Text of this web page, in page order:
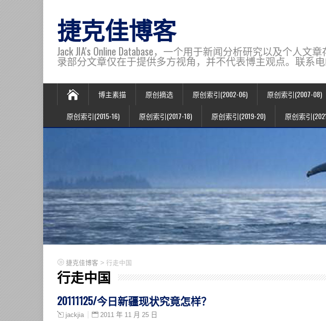
捷克佳博客
Jack JIA's Online Database，一个用于新闻分析研究以及个人
录部分文章仅在于提供多方视角，并不代表博主观点。联系电
博主素描 原创摘选 原创索引(2002-06) 原创索引(2007-08)
原创索引(2015-16) 原创索引(2017-18) 原创索引(2019-20) 原创索引
捷克佳博客 > 行走中国
行走中国
20111125/今日新疆现状究竟怎样？
jackjia 2011 年 11 月 25 日